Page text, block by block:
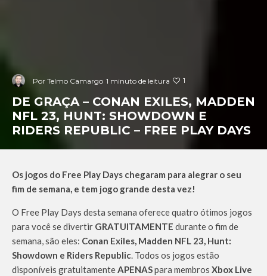
Por Telmo Camargo 1 minuto de leitura 1
DE GRAÇA – CONAN EXILES, MADDEN
NFL 23, HUNT: SHOWDOWN E
RIDERS REPUBLIC – FREE PLAY DAYS
Os jogos do Free Play Days chegaram para alegrar o seu
fim de semana, e tem jogo grande desta vez!
O Free Play Days desta semana oferece quatro ótimos jogos
para você se divertir GRATUITAMENTE durante o fim de
semana, são eles: Conan Exiles, Madden NFL 23, Hunt:
Showdown e Riders Republic. Todos os jogos estão
disponíveis gratuitamenteAPENASpara membros Xbox Live